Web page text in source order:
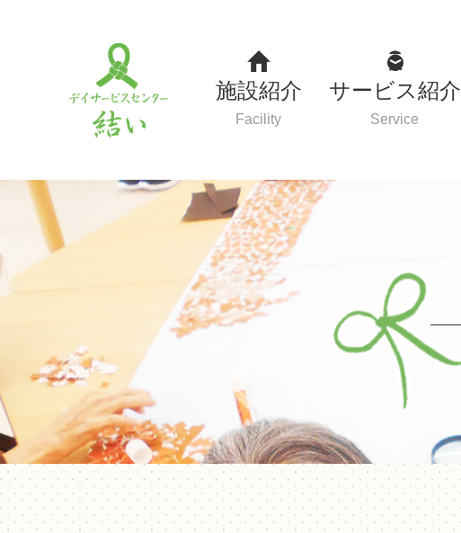
施設紹介
Facility
サービス紹介
Service